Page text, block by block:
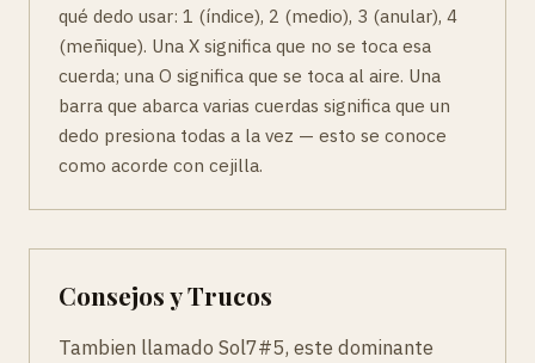
qué dedo usar: 1 (índice), 2 (medio), 3 (anular), 4
(meñique). Una X significa que no se toca esa
cuerda; una O significa que se toca al aire. Una
barra que abarca varias cuerdas significa que un
dedo presiona todas a la vez — esto se conoce
como acorde con cejilla.
Consejos y Trucos
Tambien llamado Sol7#5, este dominante